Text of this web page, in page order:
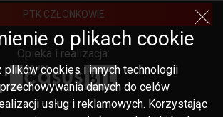
PTK CZŁONKOWIE
Opieka i realizacja:
o plikach cookie
plików cookies i innych technologii
danych do celów
usług i reklamowych. Korzystając